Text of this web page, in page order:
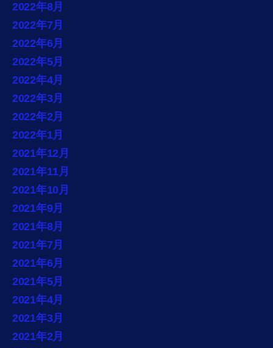
2022年8月
2022年7月
2022年6月
2022年5月
2022年4月
2022年3月
2022年2月
2022年1月
2021年12月
2021年11月
2021年10月
2021年9月
2021年8月
2021年7月
2021年6月
2021年5月
2021年4月
2021年3月
2021年2月